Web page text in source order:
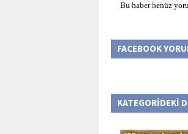
Bu haber henüz
FACEBOOK
KATEGORİDEKİ